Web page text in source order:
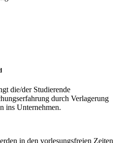
die/der Studierende
durch Verlagerung
ins Unternehmen.
in den vorlesungsfreien Zeiten